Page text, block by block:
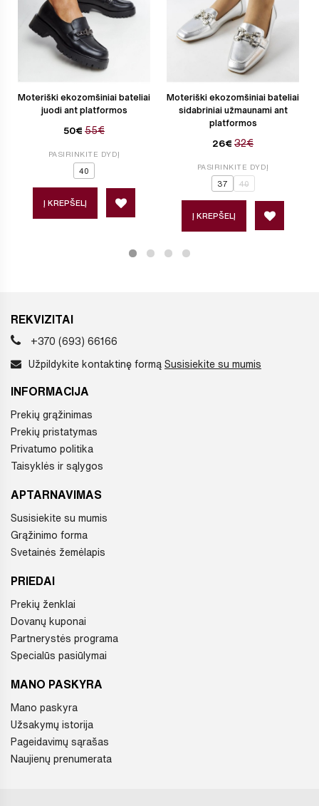
Moteriški ekozomšiniai bateliai
juodi ant platformos
50€ 55€
PASIRINKITE DYDĮ
40
Į KREPŠELĮ
Moteriški ekozomšiniai bateliai
sidabriniai užmaunami ant
platformos
26€ 32€
PASIRINKITE DYDĮ
37 40
Į KREPŠELĮ
REKVIZITAI
+370 (693) 66166
Užpildykite kontaktinę formą Susisiekite su mumis
INFORMACIJA
Prekių grąžinimas
Prekių pristatymas
Privatumo politika
Taisyklės ir sąlygos
APTARNAVIMAS
Susisiekite su mumis
Grąžinimo forma
Svetainės žemėlapis
PRIEDAI
Prekių ženklai
Dovanų kuponai
Partnerystės programa
Specialūs pasiūlymai
MANO PASKYRA
Mano paskyra
Užsakymų istorija
Pageidavimų sąrašas
Naujienų prenumerata